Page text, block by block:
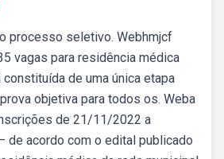
processo seletivo. Webhmjcf
vagas para residência médica
de uma única etapa
objetiva para todos os. Weba
de 21/11/2022 a
de acordo com o edital publicado